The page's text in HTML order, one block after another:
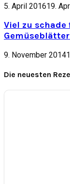
5. April 201619.
Viel zu
9. November 2014
Die neuesten